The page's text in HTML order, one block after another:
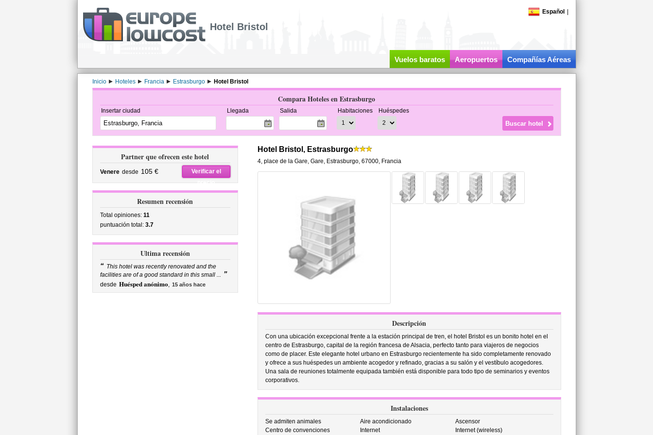
Español
Hotel Bristol
Vuelos baratos Aeropuertos Compañías Aéreas
Inicio Hoteles Francia Estrasburgo Hotel Bristol
Compara Hoteles en Estrasburgo
Insertar ciudad Llegada Salida Habitaciones Huéspedes
Partner que ofrecen este hotel
Venere desde 105 €
Verificar el
precio
Resumen recensión
Total opiniones: 11
puntuación total: 3.7
Ultima recensión
“ This hotel was recently renovated and the
facilities are of a good standard in this small ... ”
desde Huésped anónimo, 15 años hace
Hotel Bristol, Estrasburgo
4, place de la Gare, Gare, Estrasburgo, 67000, Francia
Descripción
Con una ubicación excepcional frente a la estación principal de tren, el hotel Bristol es un bonito hotel en el
centro de Estrasburgo, capital de la región francesa de Alsacia, perfecto tanto para viajeros de negocios
como de placer. Este elegante hotel urbano en Estrasburgo recientemente ha sido completamente renovado
y ofrece a sus huéspedes un ambiente acogedor y refinado, gracias a su salón y el vestíbulo acogedores.
Una sala de reuniones totalmente equipada también está disponible para todo tipo de seminarios y eventos
corporativos.
Instalaciones
Se admiten animales Aire acondicionado
Ascensor
Centro de convenciones
Internet Internet (wireless)